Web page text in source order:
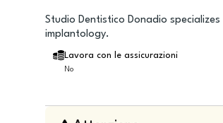
Studio Dentistico Donadio
implantology.
Lavora con le assicurazioni
No